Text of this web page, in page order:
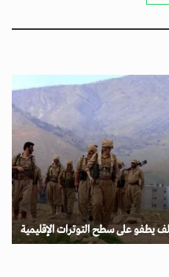
يطفو على سطح التوترات الإقليمية